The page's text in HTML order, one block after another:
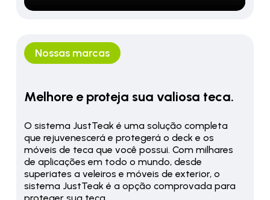
Nossas marcas
Melhore e proteja sua valiosa teca.
O sistema JustTeak é uma solução completa
que rejuvenescerá e protegerá o deck e os
móveis de teca que você possui. Com milhares
de aplicações em todo o mundo, desde
superiates a veleiros e móveis de exterior, o
sistema JustTeak é a opção comprovada para